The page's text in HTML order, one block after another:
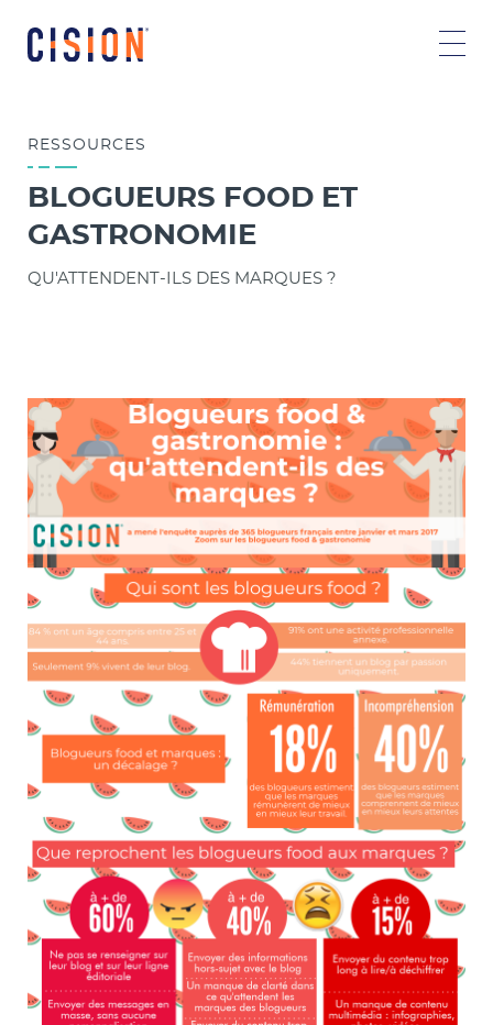
RESSOURCES
BLOGUEURS FOOD ET
GASTRONOMIE
QU'ATTENDENT-ILS DES MARQUES ?